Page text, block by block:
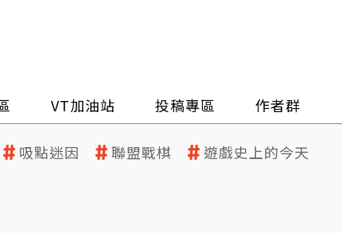
VT加油站 投稿專區 作者群
吸點迷因 聯盟戰棋 遊戲史上的今天